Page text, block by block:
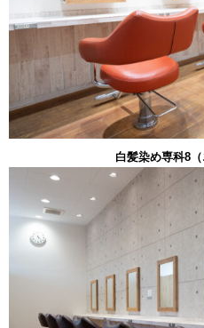
白髪染め専科8